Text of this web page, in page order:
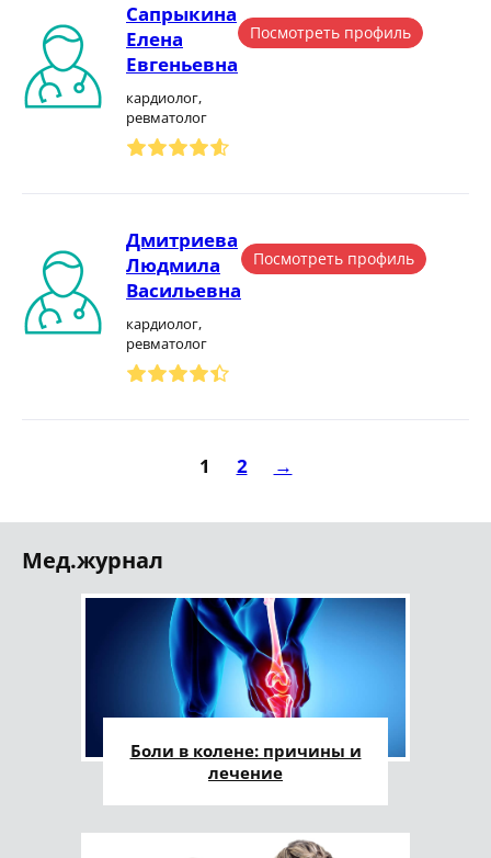
Сапрыкина
Елена
Евгеньевна
кардиолог,
ревматолог
Посмотреть профиль
Дмитриева
Людмила
Васильевна
кардиолог,
ревматолог
Посмотреть профиль
1 2 →
Мед.журнал
Боли в колене: причины и
лечение